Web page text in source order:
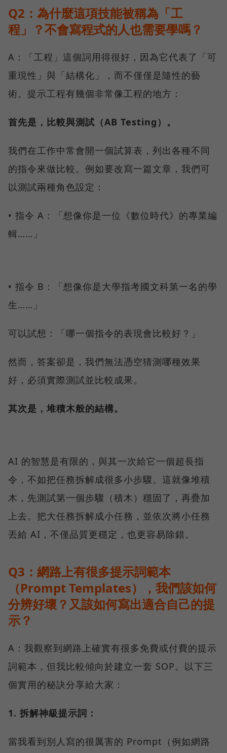
Q2：為什麼這項技能被稱為「工
程」？不會寫程式的人也需要學嗎？
A：「工程」這個詞用得很好，因為它代表了「可
重現性」與「結構化」，而不僅僅是隨性的藝
術。提示工程有幾個非常像工程的地方：
首先是，比較與測試（AB Testing）。
我們在工作中常會開一個試算表，列出各種不同
的指令來做比較。例如要改寫一篇文章，我們可
以測試兩種角色設定：
• 指令 A：「想像你是一位《數位時代》的專業編
輯……」
• 指令 B：「想像你是大學指考國文科第一名的學
生……」
可以試想：「哪一個指令的表現會比較好？」
然而，答案卻是，我們無法憑空猜測哪種效果
好，必須實際測試並比較成果。
其次是，堆積木般的結構。
AI 的智慧是有限的，與其一次給它一個超長指
令，不如把任務拆解成很多小步驟。這就像堆積
木，先測試第一個步驟（積木）穩固了，再疊加
上去。把大任務拆解成小任務，並依次將小任務
丟給 AI，不僅品質更穩定，也更容易除錯。
Q3：網路上有很多提示詞範本
（Prompt Templates），我們該如何
分辨好壞？又該如何寫出適合自己的提
示？
A：我觀察到網路上確實有很多免費或付費的提示
詞範本，但我比較傾向於建立一套 SOP。以下三
個實用的秘訣分享給大家：
1. 拆解神級提示詞：
當我看到別人寫的很厲害的 Prompt（例如網路